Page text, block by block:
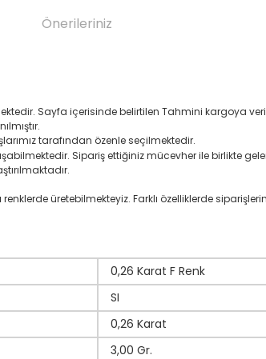
Önerileriniz
Sayfa içerisinde belirtilen Tahmini kargoya
tarafından özenle seçilmektedir.
Sipariş ettiğiniz mücevher ile birlikte
üretebilmekteyiz. Farklı özelliklerde
0,26 Karat F Renk
SI
0,26 Karat
3,00 Gr.